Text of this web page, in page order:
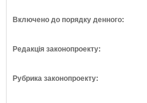
Включено до порядку денного:
Редакція законопроекту:
Рубрика законопроекту: